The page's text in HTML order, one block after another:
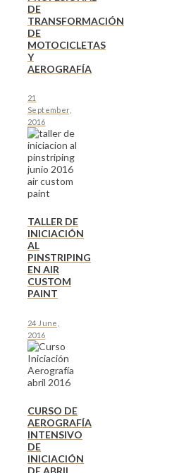
DE
TRANSFORMACIÓN
DE
MOTOCICLETAS
Y
AEROGRAFÍA
21
September,
2016
TALLER DE
INICIACIÓN
AL
PINSTRIPING
EN AIR
CUSTOM
PAINT
24 June,
2016
CURSO DE
AEROGRAFÍA
INTENSIVO
DE
INICIACIÓN